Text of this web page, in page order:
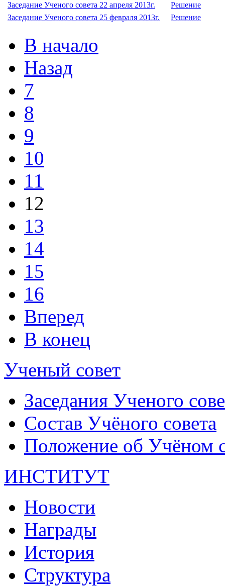
Заседание Ученого совета 22 апреля 2013г.
Решение
Заседание Ученого совета 25 февраля 2013г.
Решение
В начало
Назад
7
8
9
10
11
12
13
14
15
16
Вперед
В конец
Ученый совет
Заседания Ученого
Состав Учёного совета
Положение об Учёном
ИНСТИТУТ
Новости
Награды
История
Структура